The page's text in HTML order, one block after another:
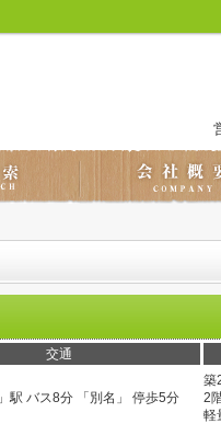
交通
」駅 バス8分 「別名」 停歩5分
築
2
軽